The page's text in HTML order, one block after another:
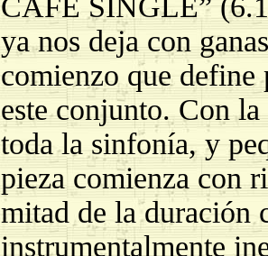
CAFE SINGLE”
ya nos deja con
comienzo que define
este conjunto. Con
toda la sinfonía, y
pieza comienza con
mitad de la duración
instrumentalmente